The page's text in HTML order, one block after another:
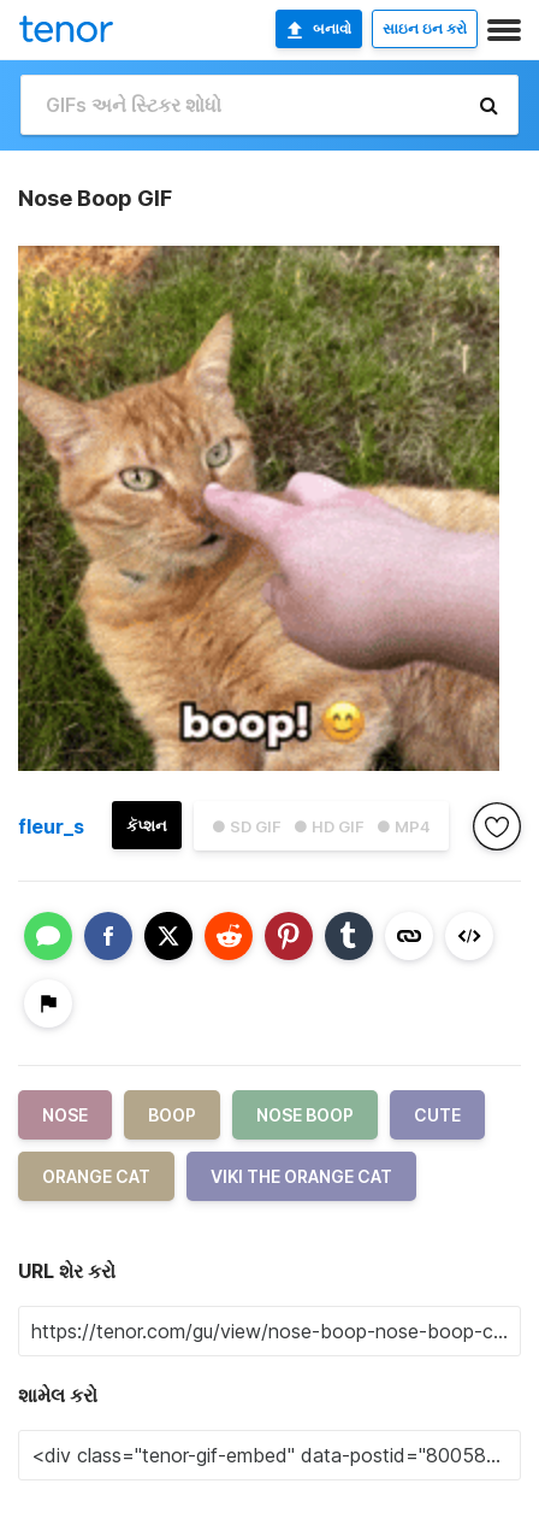
બનાવો સાઇન ઇન કરો
Nose Boop GIF
● SD GIF ● HD GIF ● MP4
કૅપ્શન
fleur_s
NOSE BOOP NOSE BOOP CUTE
ORANGE CAT VIKI THE ORANGE CAT
URL શેર કરો
શામેલ કરો